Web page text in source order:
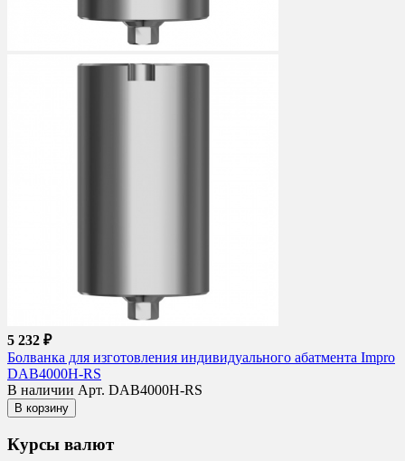
5 232 ₽
Болванка для изготовления индивидуального абатмента Impro
DAB4000H-RS
В наличии Арт. DAB4000H-RS
В корзину
Курсы валют